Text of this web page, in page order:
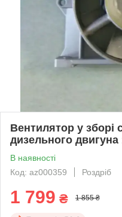
Вентилятор у зборі
дизельного двигуна
В наявності
Код: az000359
Роздріб
1 799 ₴ 1 855 ₴